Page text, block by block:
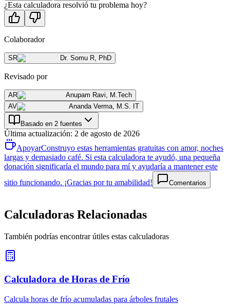
¿Esta calculadora resolvió tu problema hoy?
Colaborador
SR Dr. Somu R, PhD
Revisado por
AR Anupam Ravi, M.Tech
AV
Ananda Verma, M.S. IT
Basado en 2 fuentes
Última actualización: 2 de agosto de 2026
ApoyarConstruyo estas herramientas gratuitas con amor, noches
largas y demasiado café. Si esta calculadora te ayudó, una pequeña
donación significaría el mundo para mí y ayudaría a mantener este
sitio funcionando. ¡Gracias por tu amabilidad!
Comentarios
Calculadoras Relacionadas
También podrías encontrar útiles estas calculadoras
Calculadora de Horas de Frío
Calcula horas de frío acumuladas para árboles frutales